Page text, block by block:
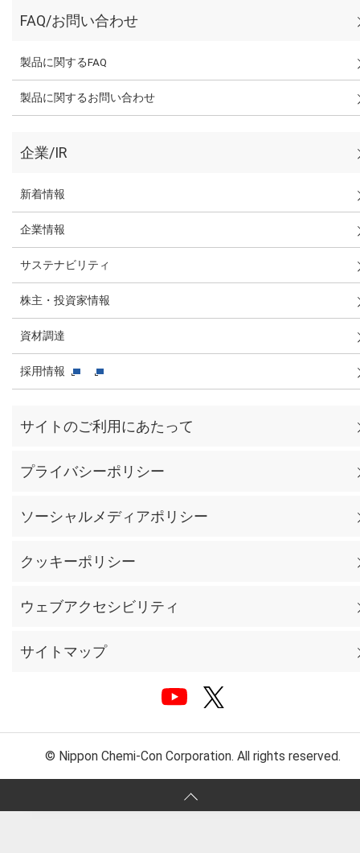
FAQ/お問い合わせ
製品に関するFAQ
製品に関するお問い合わせ
企業/IR
新着情報
企業情報
サステナビリティ
株主・投資家情報
資材調達
採用情報
サイトのご利用にあたって
プライバシーポリシー
ソーシャルメディアポリシー
クッキーポリシー
ウェブアクセシビリティ
サイトマップ
© Nippon Chemi-Con Corporation. All rights reserved.